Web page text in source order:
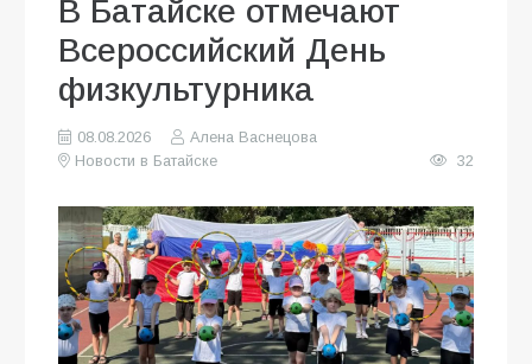
В Батайске отмечают
Всероссийский День
физкультурника
08.08.2026
Алена Васнецова
Новости в Батайске
32